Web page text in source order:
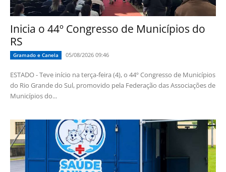
Inicia o 44º Congresso de Municípios do
RS
Gramado e Canela 05/08/2026 09:46
ESTADO - Teve início na terça-feira (4), o 44º Congresso de Municípios
do Rio Grande do Sul, promovido pela Federação das Associações de
Municípios do...